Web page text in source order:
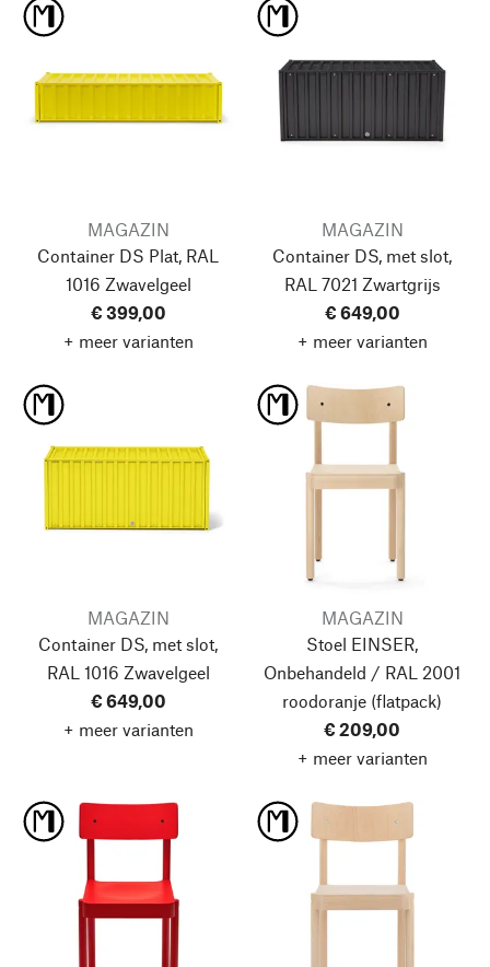
MAGAZIN
Container DS Plat, RAL
1016 Zwavelgeel
€ 399,00
+ meer varianten
MAGAZIN
Container DS, met slot,
RAL 7021 Zwartgrijs
€ 649,00
+ meer varianten
MAGAZIN
Container DS, met slot,
RAL 1016 Zwavelgeel
€ 649,00
+ meer varianten
MAGAZIN
Stoel EINSER,
Onbehandeld / RAL 2001
roodoranje (flatpack)
€ 209,00
+ meer varianten